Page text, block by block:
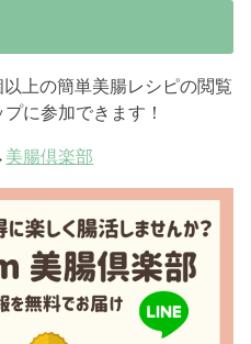
上の簡単美腸レシピの閲覧
に参加できます！
美腸倶楽部